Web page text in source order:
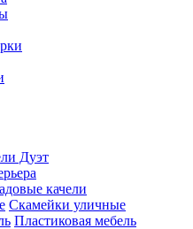
Дуэт
качели
Скамейки уличные
Пластиковая мебель